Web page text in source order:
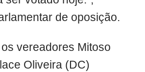
de oposição.
vereadores Mitoso
Oliveira (DC)